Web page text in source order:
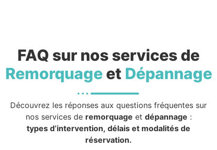
FAQ sur nos services de
Remorquageet Dépannage
Découvrez les réponses aux questions fréquentes sur
nos services de remorquage et dépannage :
types d’intervention, délais et modalités de
réservation.